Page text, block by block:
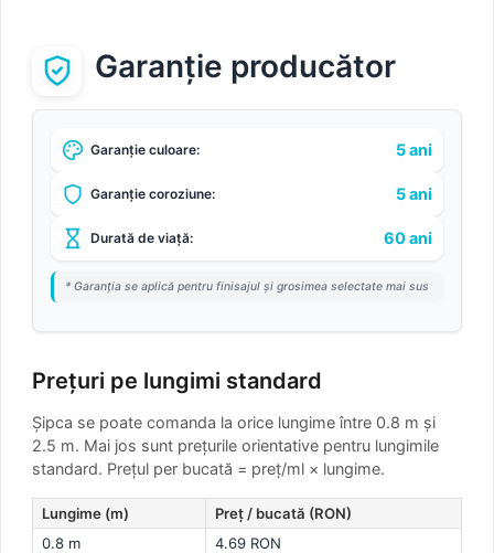
Garanție producător
Garanție culoare: 5 ani
Garanție coroziune: 5 ani
Durată de viață: 60 ani
* Garanția se aplică pentru finisajul și grosimea selectate mai sus
Prețuri pe lungimi standard
Șipca se poate comanda la orice lungime între 0.8 m și
2.5 m. Mai jos sunt prețurile orientative pentru lungimile
standard. Prețul per bucată = preț/ml × lungime.
Lungime (m)
Preț / bucată (RON)
0.8 m
4.69 RON